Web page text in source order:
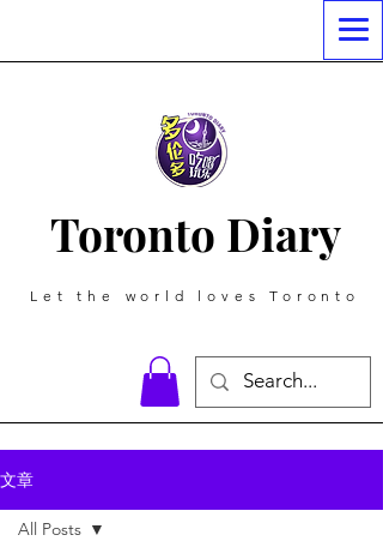
Toronto Diary
Let the world loves Toronto
文章
All Posts